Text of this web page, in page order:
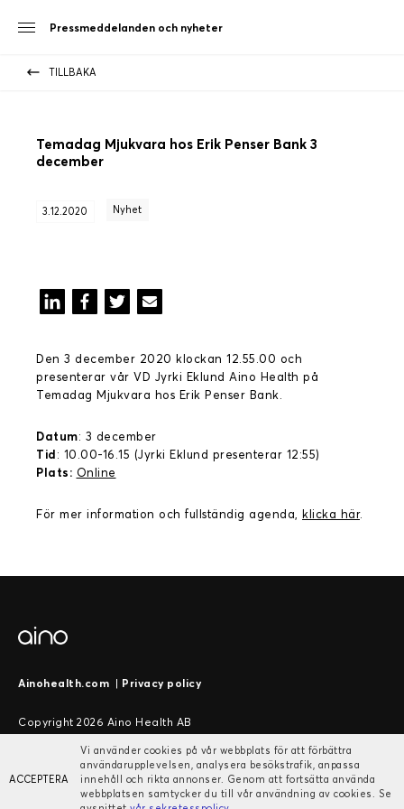
Pressmeddelanden och nyheter
TILLBAKA
Temadag Mjukvara hos Erik Penser Bank 3
december
3.12.2020 Nyhet
Den 3 december 2020 klockan 12.55.00 och
presenterar vår VD Jyrki Eklund Aino Health på
Temadag Mjukvara hos Erik Penser Bank.
Datum: 3 december
Tid: 10.00-16.15 (Jyrki Eklund presenterar 12:55)
Plats: Online
För mer information och fullständig agenda, klicka här.
Ainohealth.com | Privacy policy
Copyright 2026 Aino Health AB
Vi använder cookies på vår webbplats för att förbättra
användarupplevelsen, analysera besökstrafik, anpassa
innehåll och rikta annonser. Genom att fortsätta använda
webbplatsen samtycker du till vår användning av cookies. Se
ACCEPTERA